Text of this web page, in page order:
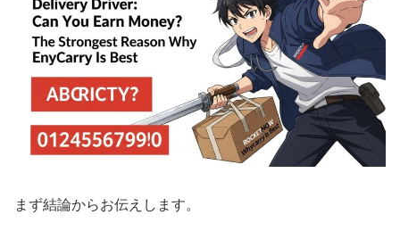
まず結論からお伝えします。